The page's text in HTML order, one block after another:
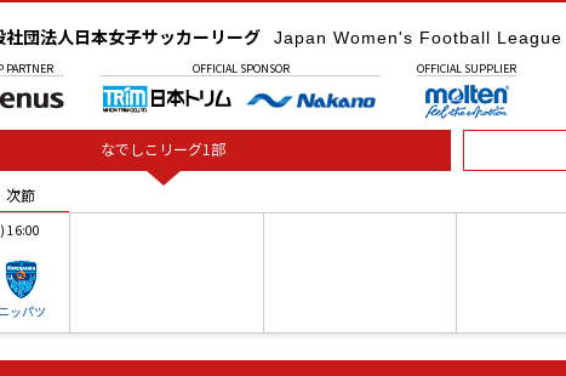
社団法人日本女子サッカーリーグ Japan Women's Football League
PARTNER OFFICIAL SPONSOR OFFICIAL SUPPLIER
なでしこリーグ1部
次節
16:00
ニッパツ